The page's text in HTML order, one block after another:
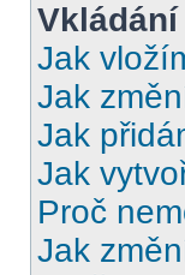
Jak
Jak
Jak
Jak
Proč
Jak